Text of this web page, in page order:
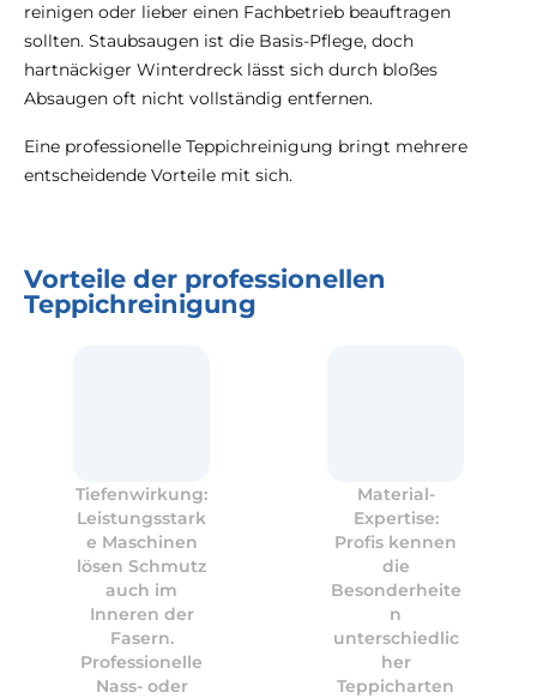
reinigen oder lieber einen Fachbetrieb beauftragen
sollten. Staubsaugen ist die Basis-Pflege, doch
hartnäckiger Winterdreck lässt sich durch bloßes
Absaugen oft nicht vollständig entfernen.
Eine professionelle Teppichreinigung bringt mehrere
entscheidende Vorteile mit sich.
Vorteile der professionellen
Teppichreinigung
Tiefenwirkung:
Leistungsstark
e Maschinen
lösen Schmutz
auch im
Inneren der
Fasern.
Professionelle
Nass- oder
Material-
Expertise:
Profis kennen
die
Besonderheite
n
unterschiedlic
her
Teppicharten